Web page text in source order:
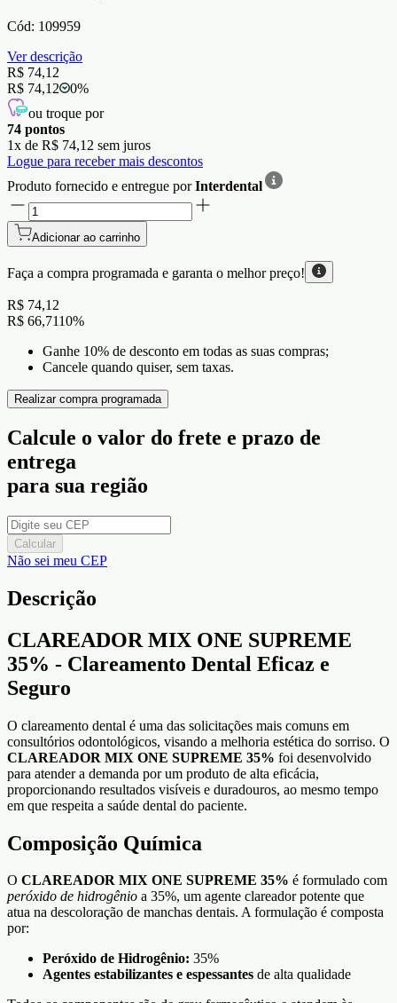
Cód: 109959
Ver descrição
R$ 74,12
R$ 74,12
0%
ou troque por
74 pontos
1x de R$ 74,12 sem juros
Logue para receber mais descontos
Produto fornecido e entregue porInterdental
Adicionar ao carrinho
Faça a compra programada e garanta o melhor preço!
R$ 74,12
R$ 66,7110%
Ganhe 10% de desconto em todas as suas compras;
Cancele quando quiser, sem taxas.
Realizar compra programada
Calcule o valor do frete e prazo de
entrega
para sua região
Calcular
Não sei meu CEP
Descrição
CLAREADOR MIX ONE SUPREME
35% - Clareamento Dental Eficaz e
Seguro
O clareamento dental é uma das solicitações mais comuns em
consultórios odontológicos, visando a melhoria estética do sorriso. O
CLAREADOR MIX ONE SUPREME 35% foi desenvolvido
para atender a demanda por um produto de alta eficácia,
proporcionando resultados visíveis e duradouros, ao mesmo tempo
em que respeita a saúde dental do paciente.
Composição Química
O CLAREADOR MIX ONE SUPREME 35% é formulado com
peróxido de hidrogênio a 35%, um agente clareador potente que
atua na descoloração de manchas dentais. A formulação é composta
por:
Peróxido de Hidrogênio: 35%
Agentes estabilizantes e espessantes de alta qualidade